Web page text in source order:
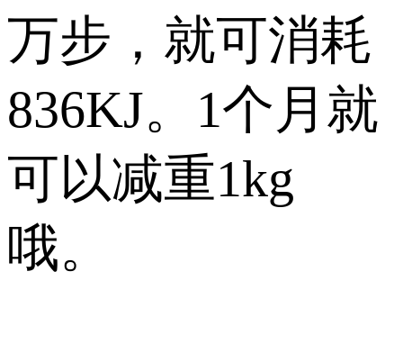
万步，就可消耗
836KJ。1个月就
可以减重1kg
哦。